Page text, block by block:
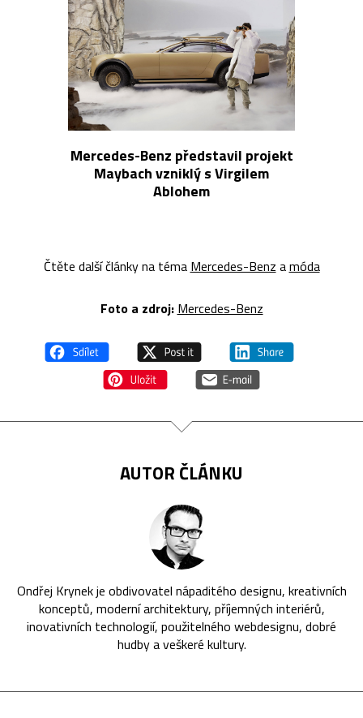
Mercedes-Benz představil projekt
Maybach vzniklý s Virgilem
Ablohem
Čtěte další články na téma Mercedes-Benz amóda
Foto a zdroj: Mercedes-Benz
AUTOR ČLÁNKU
Ondřej Krynek je obdivovatel nápaditého designu, kreativních
konceptů, moderní architektury, příjemných interiérů,
inovativních technologií, použitelného webdesignu, dobré
hudby a veškeré kultury.